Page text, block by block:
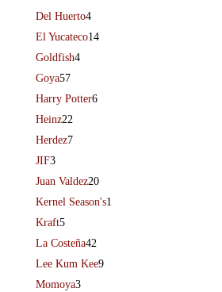
Del Huerto4
El Yucateco14
Goldfish4
Goya57
Harry Potter6
Heinz22
Herdez7
JIF3
Juan Valdez20
Kernel Season's1
Kraft5
La Costeña42
Lee Kum Kee9
Momoya3